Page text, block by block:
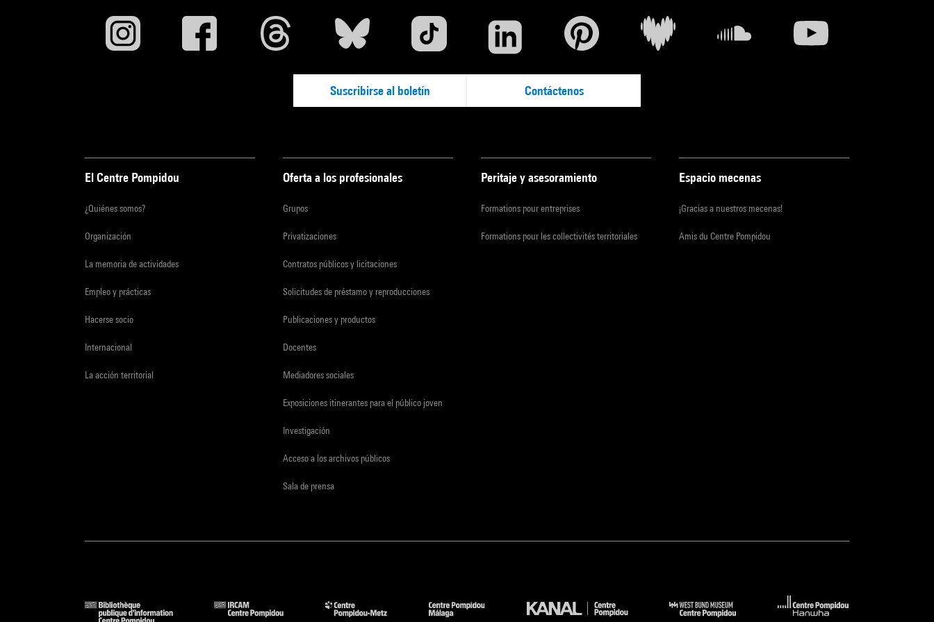
Suscribirse al boletín Contáctenos
El Centre Pompidou
¿Quiénes somos?
Organización
La memoria de actividades
Empleo y prácticas
Hacerse socio
Internacional
La acción territorial
Oferta a los profesionales
Grupos
Privatizaciones
Contratos públicos y licitaciones
Solicitudes de préstamo y reproducciones
Publicaciones y productos
Docentes
Mediadores sociales
Exposiciones itinerantes para el público joven
Investigación
Acceso a los archivos públicos
Sala de prensa
Peritaje y asesoramiento
Formations pour entreprises
Formations pour les collectivités territoriales
Espacio mecenas
¡Gracias a nuestros mecenas!
Amis du Centre Pompidou